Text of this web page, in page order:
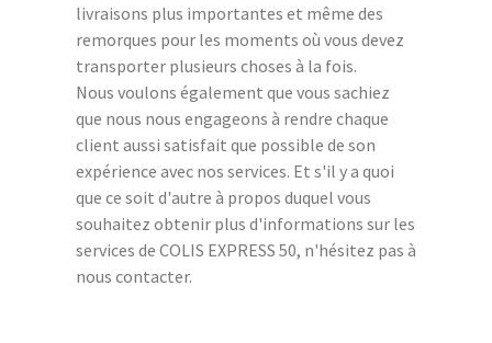
livraisons plus importantes et même des
remorques pour les moments où vous devez
transporter plusieurs choses à la fois.
Nous voulons également que vous sachiez
que nous nous engageons à rendre chaque
client aussi satisfait que possible de son
expérience avec nos services. Et s'il y a quoi
que ce soit d'autre à propos duquel vous
souhaitez obtenir plus d'informations sur les
services de COLIS EXPRESS 50, n'hésitez pas à
nous contacter.